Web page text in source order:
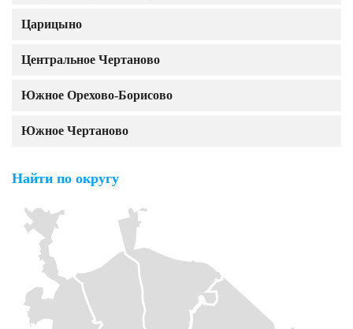
Царицыно
Центральное Чертаново
Южное Орехово-Борисово
Южное Чертаново
Найти по округу